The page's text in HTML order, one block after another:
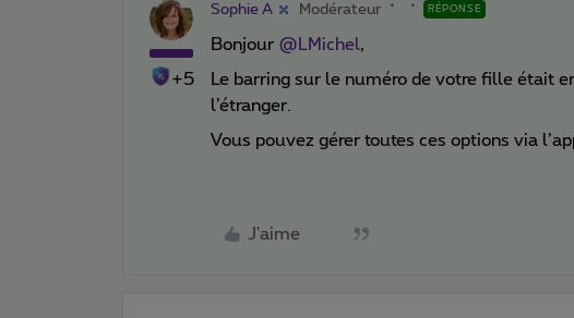
+5
Sophie A Modérateur RÉPONSE
Bonjour @LMichel,
Le barring sur le numéro de votre fille était
l’étranger.
Vous pouvez gérer toutes ces options via
J'aime